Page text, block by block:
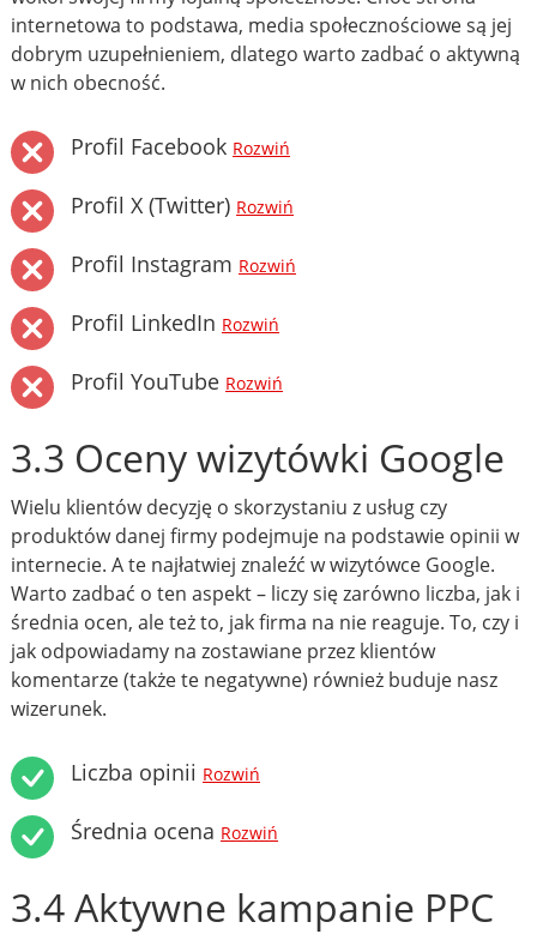
internetowa to podstawa, media społecznościowe są jej
dobrym uzupełnieniem, dlatego warto zadbać o aktywną
w nich obecność.
Profil Facebook Rozwiń
Profil X (Twitter) Rozwiń
Profil Instagram Rozwiń
Profil LinkedIn Rozwiń
Profil YouTube Rozwiń
3.3 Oceny wizytówki Google
Wielu klientów decyzję o skorzystaniu z usług czy
produktów danej firmy podejmuje na podstawie opinii w
internecie. A te najłatwiej znaleźć w wizytówce Google.
Warto zadbać o ten aspekt – liczy się zarówno liczba, jak i
średnia ocen, ale też to, jak firma na nie reaguje. To, czy i
jak odpowiadamy na zostawiane przez klientów
komentarze (także te negatywne) również buduje nasz
wizerunek.
Liczba opinii Rozwiń
Średnia ocena Rozwiń
3.4 Aktywne kampanie PPC